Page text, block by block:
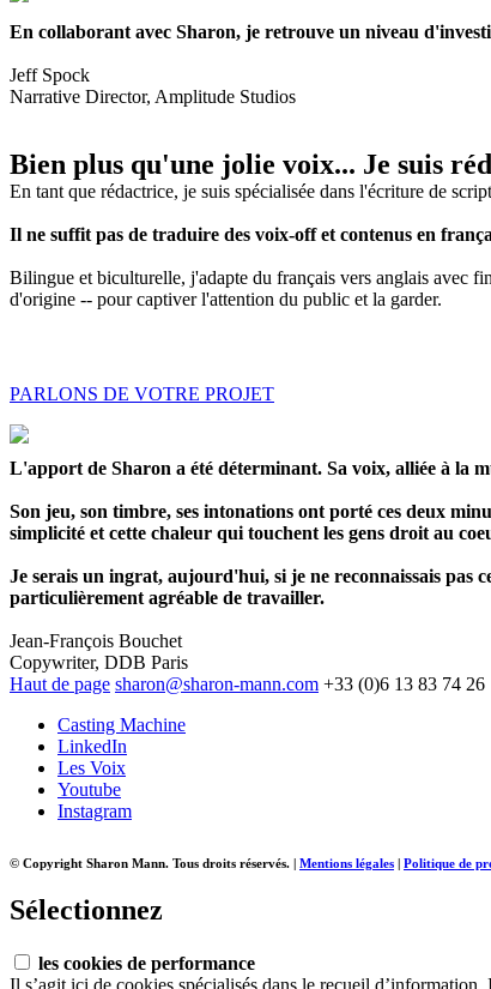
En collaborant avec Sharon, je retrouve un niveau
Jeff Spock
Narrative Director, Amplitude Studios
Bien plus qu'une jolie voix... Je suis
En tant que rédactrice, je suis spécialisée dans l'écriture de
Il ne suffit pas de traduire des voix-off et contenus en
Bilingue et biculturelle, j'adapte du français vers anglais avec
d'origine -- pour captiver l'attention du public et la garder.
PARLONS DE VOTRE PROJET
L'apport de Sharon a été déterminant. Sa voix, alliée à la
Son jeu, son timbre, ses intonations ont porté ces deux
simplicité et cette chaleur qui touchent les gens droit au
Je serais un ingrat, aujourd'hui, si je ne reconnaissais pas
particulièrement agréable de travailler.
Jean-François Bouchet
Copywriter, DDB Paris
Haut de page sharon@sharon-mann.com +33 (0)6 13 83 74 26
Casting Machine
LinkedIn
Les Voix
Youtube
Instagram
© Copyright Sharon Mann. Tous droits réservés. | Mentions légales | Politique de
Sélectionnez
les cookies de performance
Il s’agit ici de cookies spécialisés dans le recueil